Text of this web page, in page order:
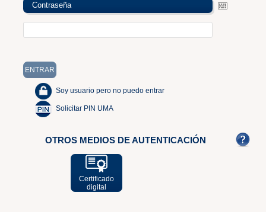
Contraseña
Soy usuario pero no puedo entrar
Solicitar PIN UMA
OTROS MEDIOS DE AUTENTICACIÓN
Certificado
digital